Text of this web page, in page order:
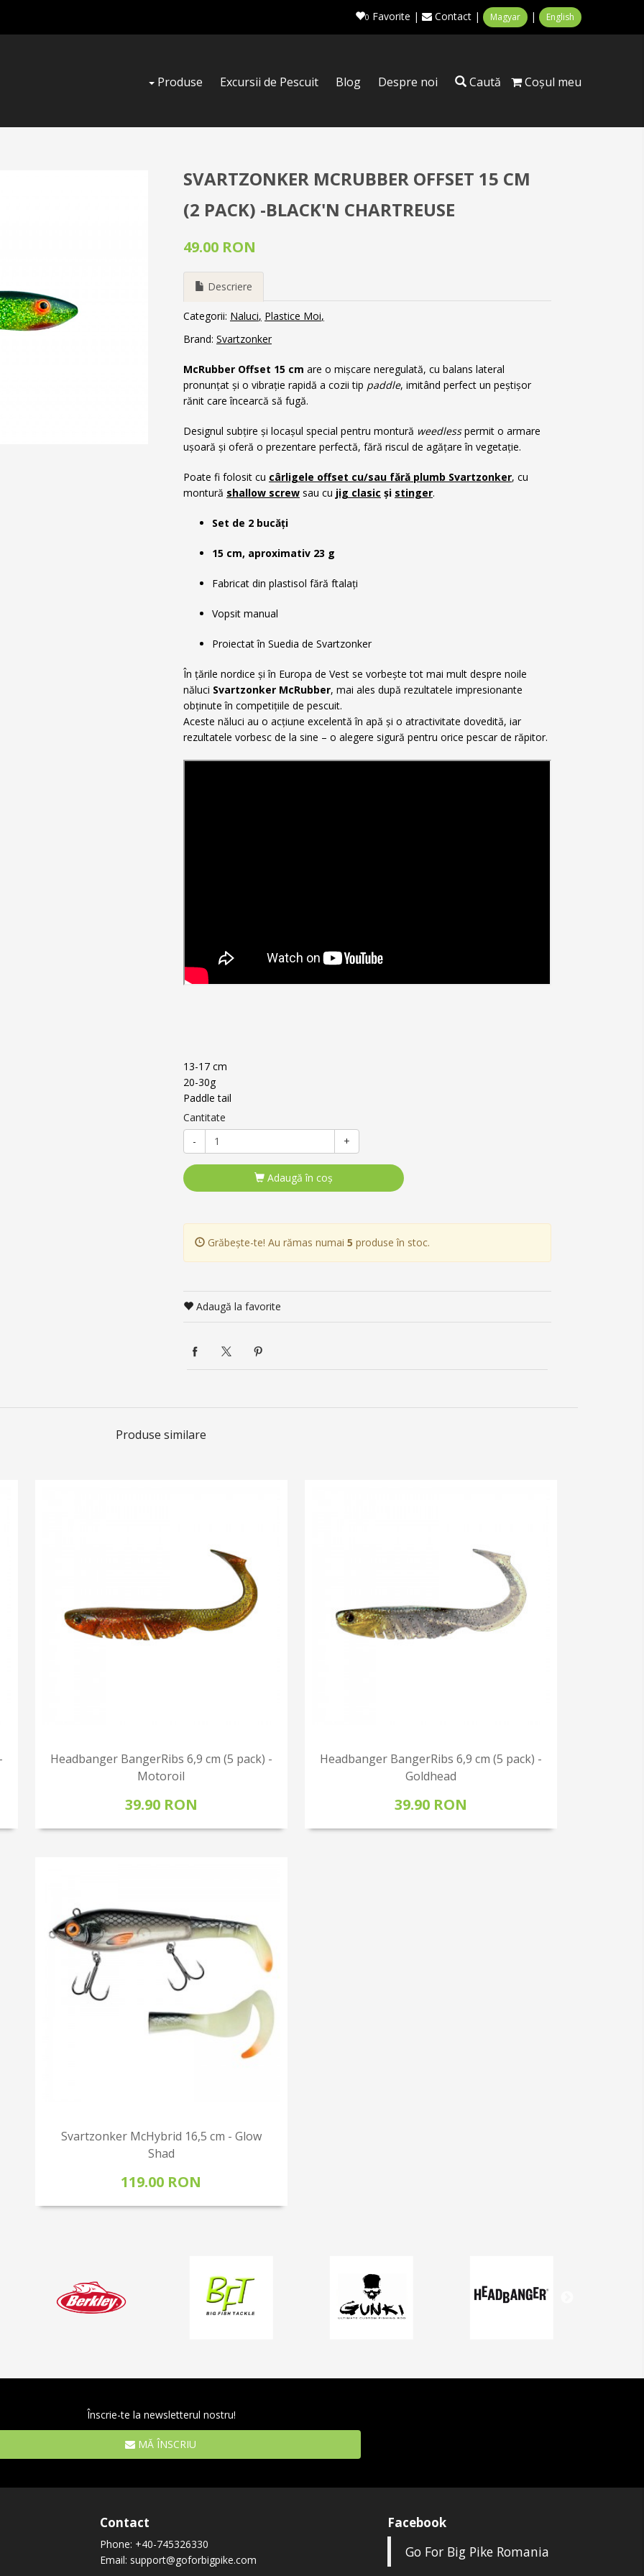
0 Favorite | Contact | Magyar | English
Produse Excursii de Pescuit Blog Despre noi Caută Coşul meu
SVARTZONKER MCRUBBER OFFSET 15 CM
(2 PACK) -BLACK'N CHARTREUSE
49.00 RON
Descriere
Categorii: Naluci Plastice Moi
Brand: Svartzonker
McRubber Offset 15 cm are o mișcare neregulată, cu balans lateral
pronunțat și o vibrație rapidă a cozii tip paddle, imitând perfect un peștișor
rănit care încearcă să fugă.
Designul subțire și locașul special pentru montură weedlesspermit o armare
ușoară și oferă o prezentare perfectă, fără riscul de agățare în vegetație.
Poate fi folosit cu cârligele offset cu/sau fără plumb Svartzonker, cu
montură shallow screw sau cu jig clasic și stinger.
Set de 2 bucăți
15 cm, aproximativ 23 g
Fabricat din plastisol fără ftalați
Vopsit manual
Proiectat în Suedia de Svartzonker
În țările nordice și în Europa de Vest se vorbește tot mai mult despre noile
năluci Svartzonker McRubber, mai ales după rezultatele impresionante
obținute în competițiile de pescuit.
Aceste năluci au o acțiune excelentă în apă și o atractivitate dovedită, iar
rezultatele vorbesc de la sine – o alegere sigură pentru orice pescar de răpitor.
13-17 cm
20-30g
Paddle tail
Cantitate
-
+
Adaugă în coş
Grăbește-te! Au rămas numai 5 produse în stoc.
Adaugă la favorite
Produse similare
Headbanger BangerRibs 6,9 cm (5 pack) -
Motoroil
39.90 RON
Headbanger BangerRibs 6,9 cm (5 pack) -
Goldhead
39.90 RON
Svartzonker McHybrid 16,5 cm - Glow
Shad
119.00 RON
Înscrie-te la newsletterul nostru!
MĂ ÎNSCRIU
Contact
Phone: +40-745326330
Email: support@goforbigpike.com
Facebook
Go For Big Pike Romania